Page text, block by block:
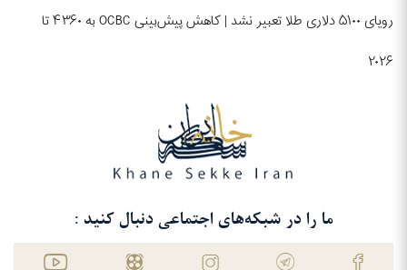
رویای ۵۱۰۰ دلاری طلا تعبیر نشد | کاهش پیش‌بینی OCBC به ۴۳۶۰ تا
۲۰۲۶
ما را در شبکه‌های اجتماعی دنبال کنید :